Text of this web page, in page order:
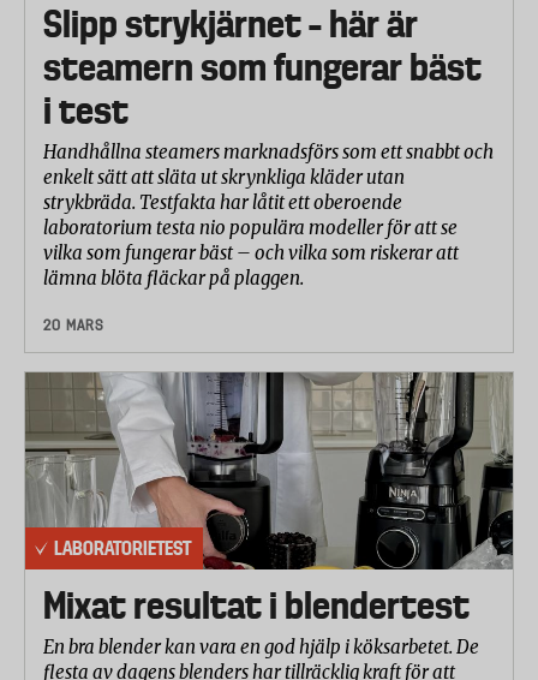
Slipp strykjärnet – här är
steamern som fungerar bäst
i test
Handhållna steamers marknadsförs som ett snabbt och
enkelt sätt att släta ut skrynkliga kläder utan
strykbräda. Testfakta har låtit ett oberoende
laboratorium testa nio populära modeller för att se
vilka som fungerar bäst – och vilka som riskerar att
lämna blöta fläckar på plaggen.
20 MARS
LABORATORIETEST
Mixat resultat i blendertest
En bra blender kan vara en god hjälp i köksarbetet. De
flesta av dagens blenders har tillräcklig kraft för att